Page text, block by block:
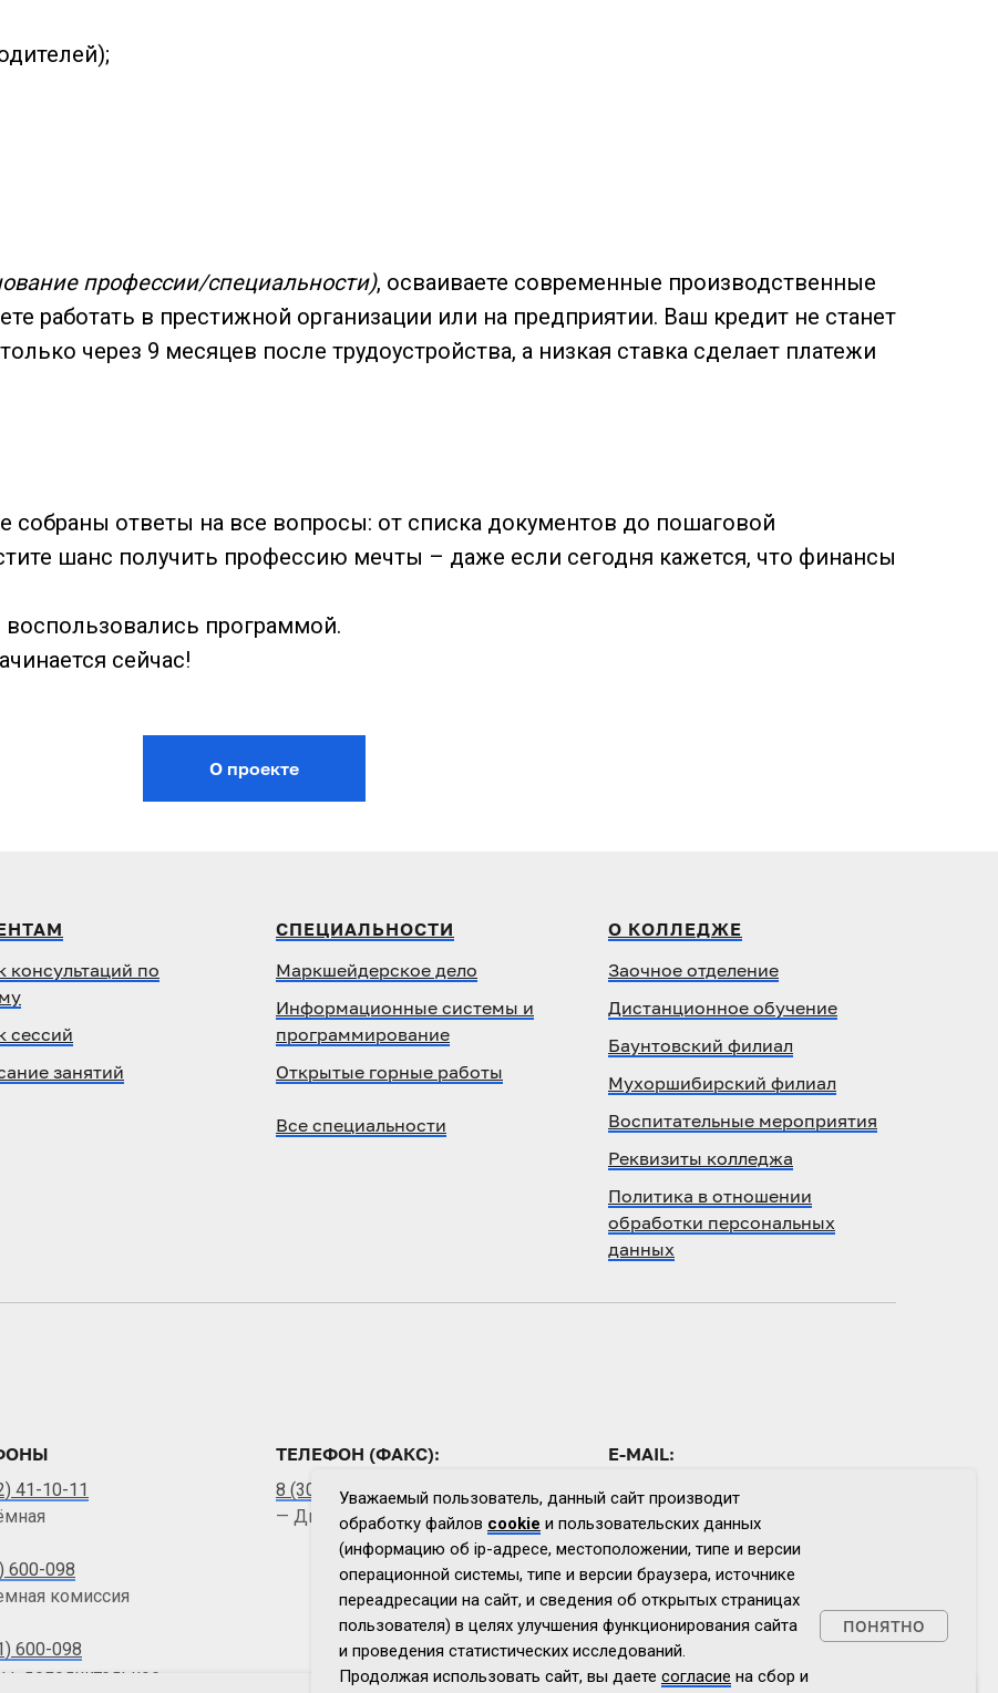
профессии/специальности), осваиваете современные производственные
работать в престижной организации или на предприятии. Ваш кредит не станет
через 9 месяцев после трудоустройства, а низкая ставка сделает платежи
собраны ответы на все вопросы: от списка документов до пошаговой
шанс получить профессию мечты – даже если сегодня кажется, что финансы
воспользовались программой.
сейчас!
О проекте
Уважаемый пользователь, данный сайт производит
обработку файлов cookie и пользовательских данных
(информацию об ip-адресе, местоположении, типе и версии
операционной системы, типе и версии браузера, источнике
переадресации на сайт, и сведения об открытых страницах
пользователя) в целях улучшения функционирования сайта
и проведения статистических исследований.
Продолжая использовать сайт, вы даете согласие на сбор и
ПОНЯТНО
консультаций по
сессий
занятий
СПЕЦИАЛЬНОСТИ
Маркшейдерское дело
Информационные системы и
программирование
Открытые горные работы
Все специальности
О КОЛЛЕДЖЕ
Заочное отделение
Дистанционное обучение
Баунтовский филиал
Мухоршибирский филиал
Воспитательные мероприятия
Реквизиты колледжа
Политика в отношении
обработки персональных
данных
41-10-11
600-098
комиссия
600-098
дополнительное
ТЕЛЕФОН (ФАКС):
8 (3012) 41-10-11
— Директор (приемная)
E-MAIL:
bkn@govrb.ru